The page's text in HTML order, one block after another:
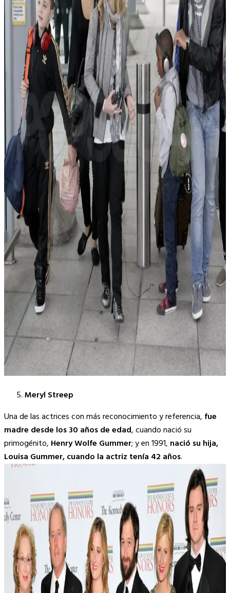
Meryl Streep
Una de las actrices con más reconocimiento y referencia, fue
madre desde los 30 años de edad, cuando nació su
primogénito, Henry Wolfe Gummer; y en 1991, nació su hija,
Louisa Gummer, cuando la actriz tenía 42 años.